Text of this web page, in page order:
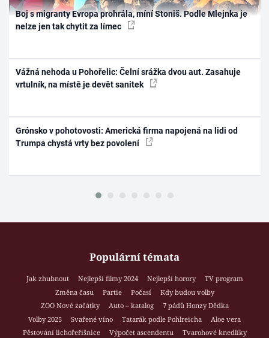
Boj s migranty Evropa prohrála, míní Stoniš. Podle Mlejnka je
nelze jen tak chytit za límec
Vážná nehoda u Pohořelic: Čelní srážka dvou aut. Zasahuje
vrtulník, na místě je devět sanitek
Grónsko v pohotovosti: Americká firma napojená na lidi od
Trumpa chystá vrty bez povolení
Populární témata
Jak zhubnout Nejlepší filmy 2024 Nejlepší horory
TV program
Změna času
Partie Počasí
Kdy budou volby
ZOO Nové začátky
Auto – katalog
7 pádů Honzy Dědka
Volby 2025
Svařené víno Tatarák podle Pohlreicha
Aloe vera
Pěstování lichořeřišnice
Výpočet ascendentu
Tvarohové knedlíky